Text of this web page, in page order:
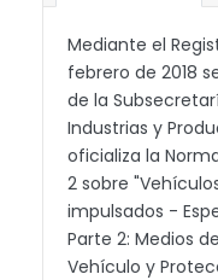
Mediante el
febrero de 2018
de la
Industrias y
oficializa la
2 sobre
impulsados -
Parte 2: Medios
Vehículo y